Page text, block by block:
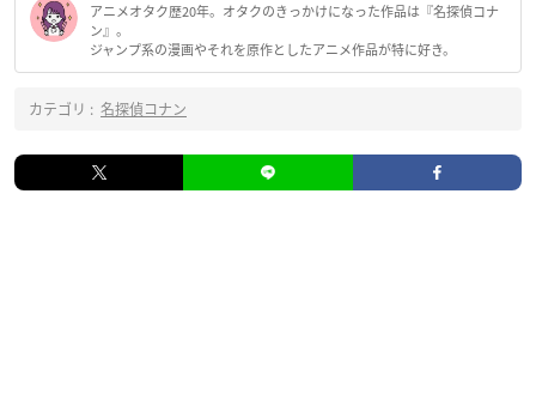
アニメオタク歴20年。オタクのきっかけになった作品は『名探偵コナ
ン』。
ジャンプ系の漫画やそれを原作としたアニメ作品が特に好き。
カテゴリ : 名探偵コナン